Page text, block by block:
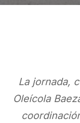
La jornada,
Oleícola